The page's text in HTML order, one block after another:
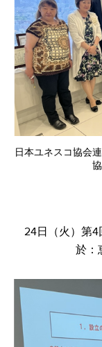
日本ユネスコ協会
24日（火）第
於：